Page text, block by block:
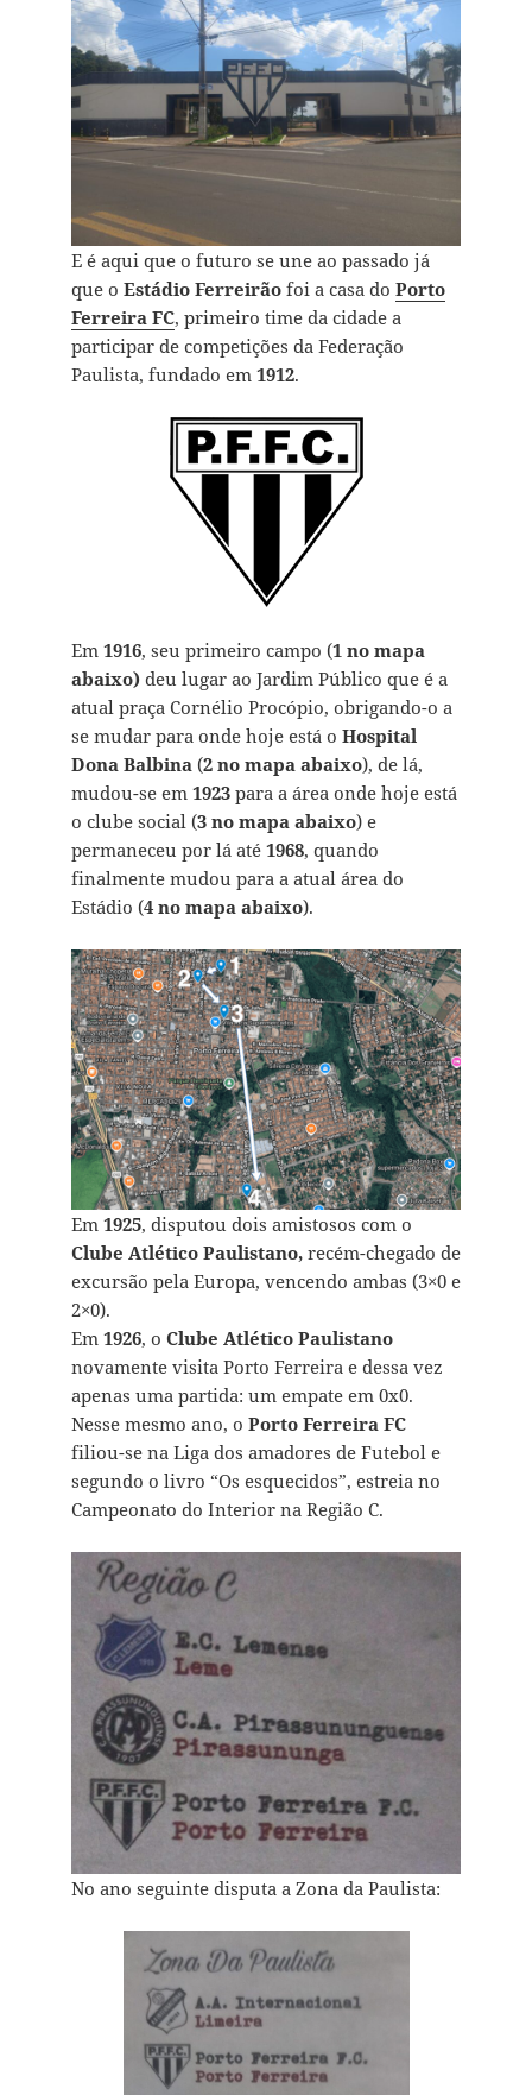
E é aqui que o futuro se une ao passado já
que o Estádio Ferreirãofoi a casa do Porto
Ferreira FC, primeiro time da cidade a
participar de competições da Federação
Paulista, fundado em 1912.
Em 1916, seu primeiro campo (1 no mapa
abaixo)deu lugar ao Jardim Público que é a
atual praça Cornélio Procópio, obrigando-o a
se mudar para onde hoje está o Hospital
Dona Balbina (2 no mapa abaixo), de lá,
mudou-se em 1923para a área onde hoje está
o clube social (3 no mapa abaixo) e
permaneceu por lá até 1968, quando
finalmente mudou para a atual área do
Estádio (4 no mapa abaixo).
Em 1925, disputou dois amistosos com o
Clube Atlético Paulistano,recém-chegado de
excursão pela Europa, vencendo ambas (3×0 e
2×0).
Em 1926, o Clube Atlético Paulistano
novamente visita Porto Ferreira e dessa vez
apenas uma partida: um empate em 0x0.
Nesse mesmo ano, o Porto Ferreira FC
filiou-se na Liga dos amadores de Futebol e
segundo o livro “Os esquecidos”, estreia no
Campeonato do Interior na Região C.
No ano seguinte disputa a Zona da Paulista: